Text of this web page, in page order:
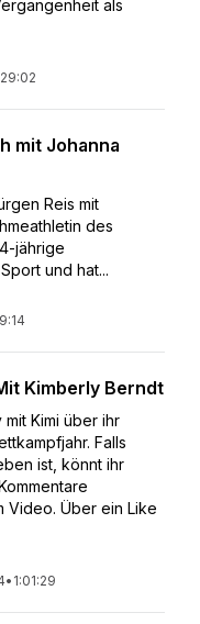
als
29:02
mit Johanna
Reis mit
des
jährige
und hat...
Kimberly Berndt
Kimi über ihr
Falls
ist, könnt ihr
Video. Über ein Like
• 1:01:29